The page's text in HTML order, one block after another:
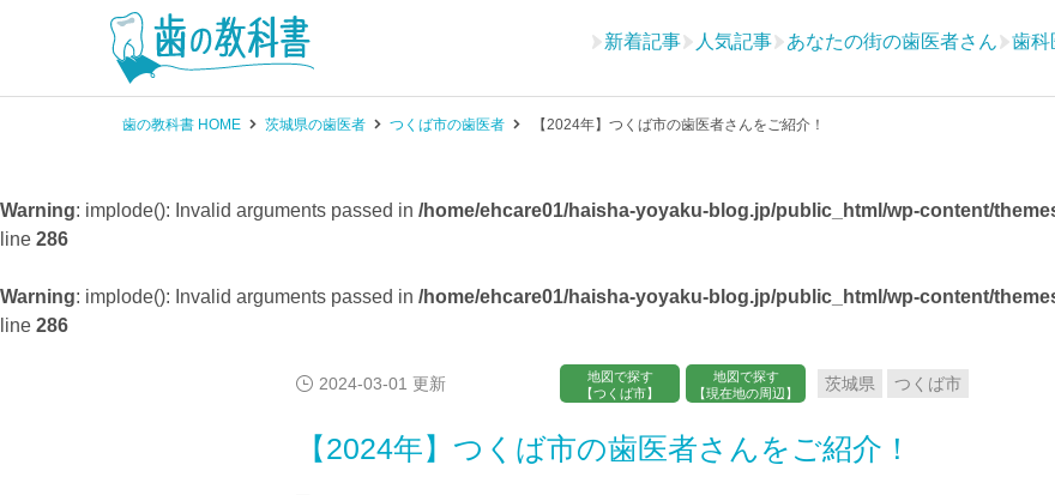
新着記事 人気記事 あなたの街の歯医者さん 歯科
歯の教科書 HOME 茨城県の歯医者 つくば市の歯医者 【2024年】つくば市の歯医者さんをご紹介！
Warning: implode(): Invalid arguments passed in /home/ehcare01/haisha-yoyaku-blog.jp/public_html/wp-content/
line 286
Warning: implode(): Invalid arguments passed in /home/ehcare01/haisha-yoyaku-blog.jp/public_html/wp-content/
line 286
2024-03-01 更新
地図で探す
【つくば市】
地図で探す
【現在地の周辺】
茨城県 つくば市
【2024年】つくば市の歯医者さんをご紹介！